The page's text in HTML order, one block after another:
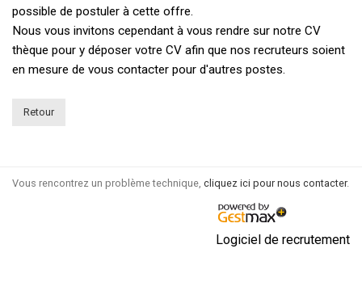
possible de postuler à cette offre.
Nous vous invitons cependant à vous rendre sur notre CV
thèque pour y déposer votre CV afin que nos recruteurs soient
en mesure de vous contacter pour d'autres postes.
Retour
Vous rencontrez un problème technique, cliquez ici pour nous contacter.
Logiciel de recrutement